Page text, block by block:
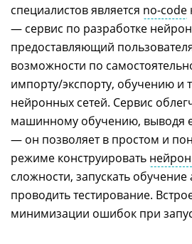
специалистов является no-code
— сервис по разработке
предоставляющий
возможности по
импорту/экспорту, обучению и
нейронных сетей. Сервис
машинному обучению, выводя
— он позволяет в простом и
режиме конструировать
сложности, запускать
проводить тестирование.
минимизации ошибок при